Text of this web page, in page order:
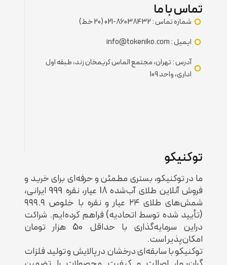
تماس با ما
شماره تماس : 86038432-021 (20 خط)
ایمیل : info@tokeniko.com
آدرس : تهران، مجتمع الماس کریمخان زند، طبقه اول
اداری، واحد 109
توکنیکو
ما در توکنیکو، بستری مطمئن و حرفه‌ای برای خرید و
فروش آنلاین طلای آب‌شده 18 عیار، نقره 999 ایرانی،
شمش‌های طلای ۲۴ عیار و نقره با خلوص ۹۹۹.۹
(تأیید شده توسط اتحادیه) فراهم کرده‌ایم. شراکت
دراین سرمایه‌‌گذاری با حداقل 50 هزار تومان
امکان‌پذیر است.
توکنیکو با سابقه‌ای درخشان در پالایش و تولید فلزات